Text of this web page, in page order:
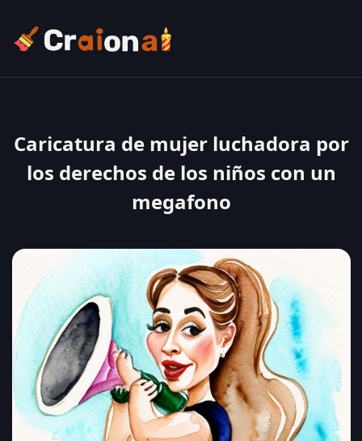
Caricatura de mujer luchadora por
los derechos de los niños con un
megafono